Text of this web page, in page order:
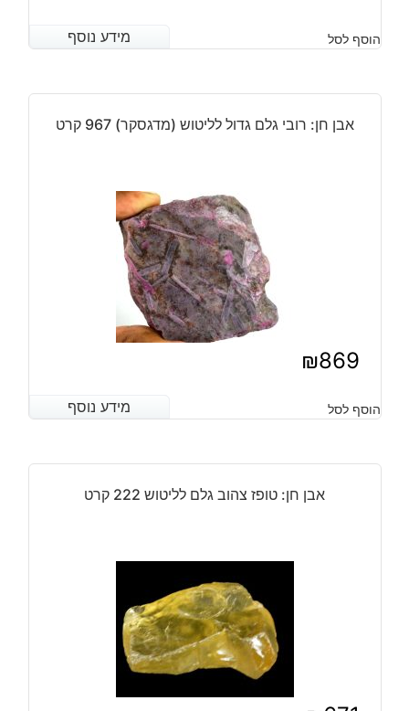
המקורי
הנוכחי
מידע נוסף הוסף לסל מידע נוסף
אבן חן: רובי גלם גדול לליטוש (מדגסקר) 967 קרט
₪869
מידע נוסף הוסף לסל מידע נוסף
אבן חן: טופז צהוב גלם לליטוש 222 קרט